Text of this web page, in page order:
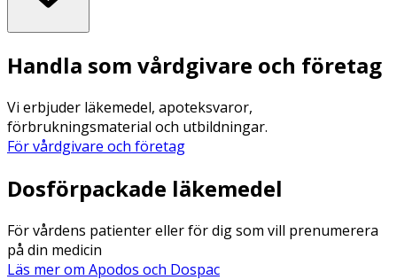
Handla som vårdgivare och företag
Vi erbjuder läkemedel, apoteksvaror,
förbrukningsmaterial och utbildningar.
För vårdgivare och företag
Dosförpackade läkemedel
För vårdens patienter eller för dig som vill prenumerera
på din medicin
Läs mer om Apodos och Dospac